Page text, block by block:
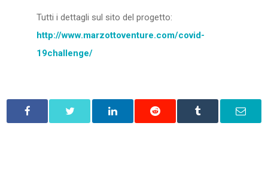
Tutti i dettagli sul sito del progetto:
http://www.marzottoventure.com/covid-
19challenge/